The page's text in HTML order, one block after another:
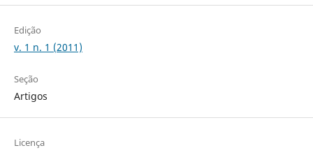
Edição
v. 1 n. 1 (2011)
Seção
Artigos
Licença